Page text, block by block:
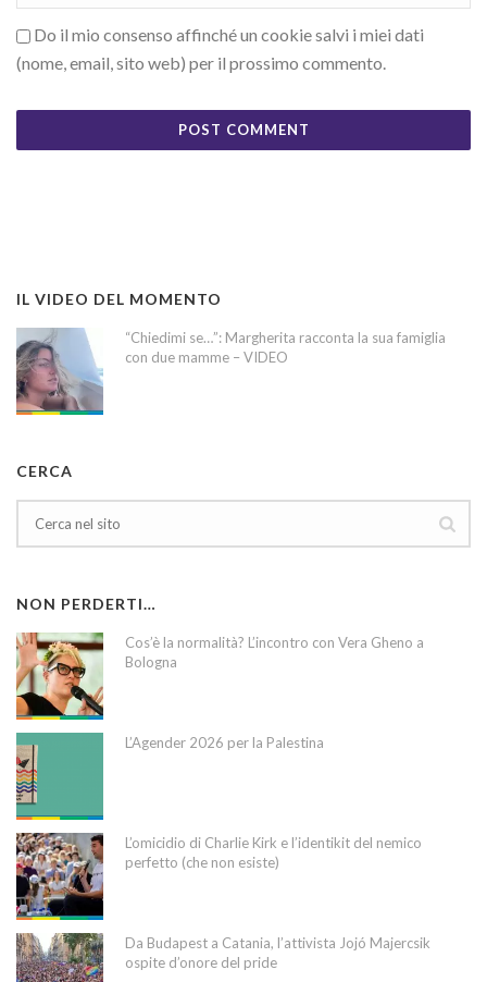
Do il mio consenso affinché un cookie salvi i miei dati
(nome, email, sito web) per il prossimo commento.
IL VIDEO DEL MOMENTO
“Chiedimi se…”: Margherita racconta la sua famiglia
con due mamme – VIDEO
CERCA
NON PERDERTI…
Cos’è la normalità? L’incontro con Vera Gheno a
Bologna
L’Agender 2026 per la Palestina
L’omicidio di Charlie Kirk e l’identikit del nemico
perfetto (che non esiste)
Da Budapest a Catania, l’attivista Jojó Majercsik
ospite d’onore del pride